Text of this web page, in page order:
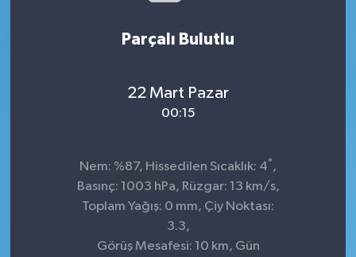
Parçalı Bulutlu
22 Mart Pazar
00:15
Nem: %87, Hissedilen Sıcaklık: 4° ,
Basınç: 1003 hPa, Rüzgar: 13 km/s,
Toplam Yağış: 0 mm, Çiy Noktası:
3.3,
Görüş Mesafesi: 10 km, Gün